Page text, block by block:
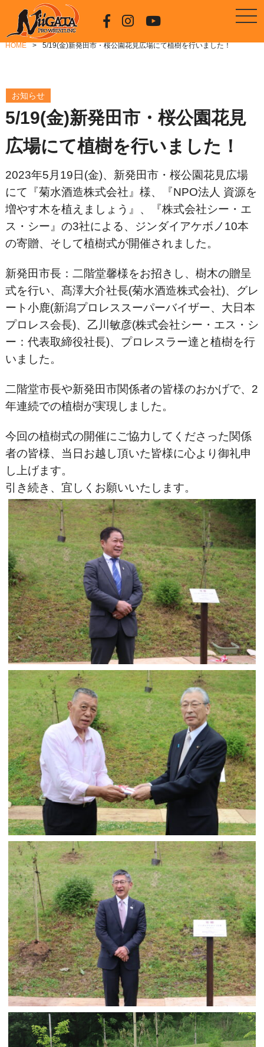
HOME 5/19(金)新発田市・桜公園花見広場にて植樹を行いました！
お知らせ
5/19(金)新発田市・桜公園花見
広場にて植樹を行いました！
2023年5月19日(金)、新発田市・桜公園花見広場
にて『菊水酒造株式会社』様、『NPO法人 資源を
増やす木を植えましょう』、『株式会社シー・エ
ス・シー』の3社による、ジンダイアケボノ10本
の寄贈、そして植樹式が開催されました。
新発田市長：二階堂馨様をお招きし、樹木の贈呈
式を行い、髙澤大介社長(菊水酒造株式会社)、グレ
ート小鹿(新潟プロレススーパーバイザー、大日本
プロレス会長)、乙川敏彦(株式会社シー・エス・シ
ー：代表取締役社長)、プロレスラー達と植樹を行
いました。
二階堂市長や新発田市関係者の皆様のおかげで、2
年連続での植樹が実現しました。
今回の植樹式の開催にご協力してくださった関係
者の皆様、当日お越し頂いた皆様に心より御礼申
し上げます。
引き続き、宜しくお願いいたします。